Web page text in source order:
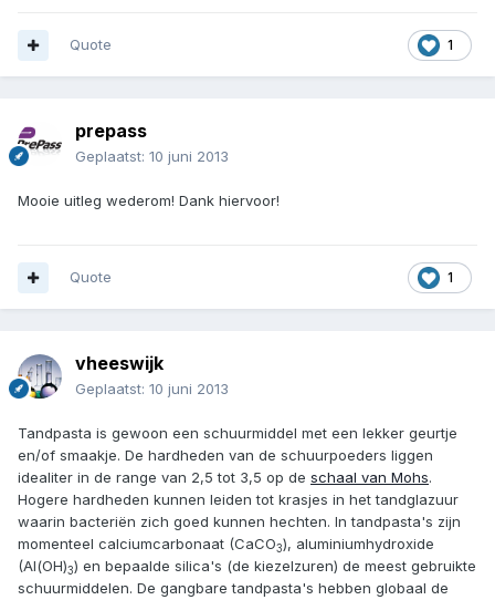
1
Quote
prepass
Geplaatst: 10 juni 2013
Mooie uitleg wederom! Dank hiervoor!
1
Quote
vheeswijk
Geplaatst: 10 juni 2013
Tandpasta is gewoon een schuurmiddel met een lekker geurtje
en/of smaakje. De hardheden van de schuurpoeders liggen
idealiter in de range van 2,5 tot 3,5 op de schaal van Mohs.
Hogere hardheden kunnen leiden tot krasjes in het tandglazuur
waarin bacteriën zich goed kunnen hechten. In tandpasta's zijn
momenteel calciumcarbonaat (CaCO3), aluminiumhydroxide
(Al(OH)3) en bepaalde silica's (de kiezelzuren) de meest gebruikte
schuurmiddelen. De gangbare tandpasta's hebben globaal de